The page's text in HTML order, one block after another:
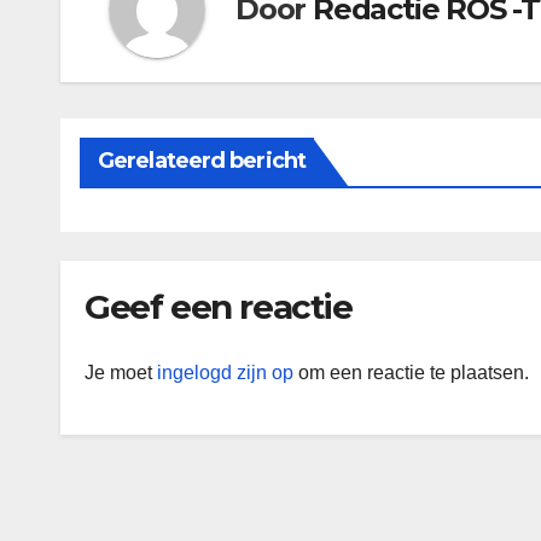
Door Redactie ROS -
Gerelateerd bericht
Geef een reactie
Je moet ingelogd zijn op om een reactie te plaatsen.